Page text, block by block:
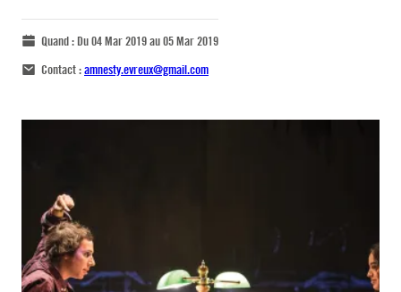
Quand :Du 04 Mar 2019 au 05 Mar 2019
Contact :amnesty.evreux@gmail.com